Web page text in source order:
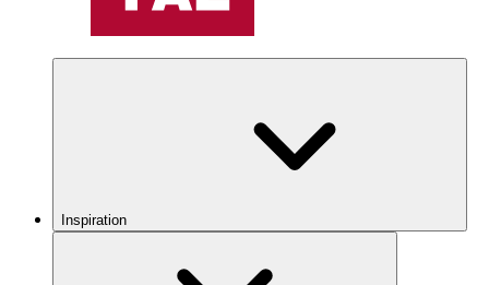
Inspiration